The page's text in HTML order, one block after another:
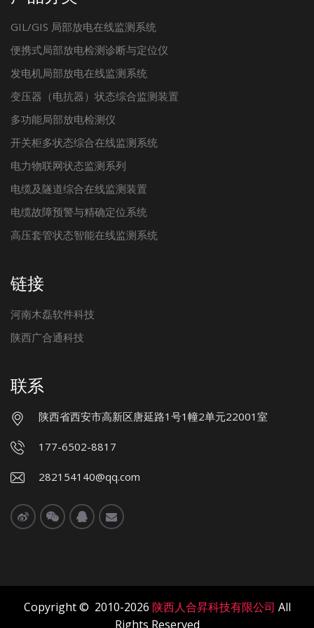
GIL/GIS 局部放电在线监测系统
便携式局部放电检测诊断与定位仪
发电机局部放电在线监测系统
变压器（电抗器）状态综合监测装置
多功能局部放电检测仪
开关柜多状态综合在线监测系统
电力物联网状态监测系列
电缆及隧道综合在线监测装置
电缆故障预警与精确定位系统
高压套管状态智能在线监测系统
链接
河南木磊软件科技
陕西广合通科技
联系
陕西省西安市高新区唐延路1号1幢2单元22001室
177-6502-8817
282154140@qq.com
Copyright © 2010-2026 陕西人合昇科技有限公司 All
Rights Reserved